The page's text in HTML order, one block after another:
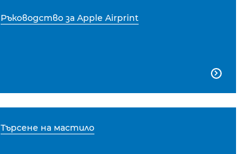
Ръководство за Apple Airprint

Търсене на мастило